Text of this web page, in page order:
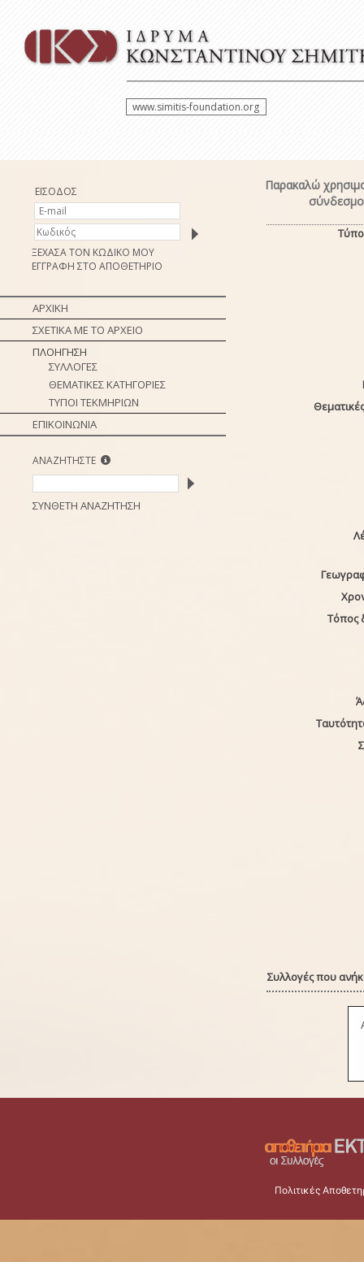
www.simitis-foundation.org
ΕΙΣΟΔΟΣ
ΞΕΧΑΣΑ ΤΟΝ ΚΩΔΙΚΟ ΜΟΥ
ΕΓΓΡΑΦΗ ΣΤΟ ΑΠΟΘΕΤΗΡΙΟ
ΑΡΧΙΚΗ
ΣΧΕΤΙΚΑ ΜΕ ΤΟ ΑΡΧΕΙΟ
ΠΛΟΗΓΗΣΗ
ΣΥΛΛΟΓΕΣ
ΘΕΜΑΤΙΚΕΣ ΚΑΤΗΓΟΡΙΕΣ
ΤΥΠΟΙ ΤΕΚΜΗΡΙΩΝ
ΕΠΙΚΟΙΝΩΝΙΑ
ΑΝΑΖΗΤΗΣΤΕ
ΣΥΝΘΕΤΗ ΑΝΑΖΗΤΗΣΗ
Παρακαλώ
Τόπος
Συλλογές που